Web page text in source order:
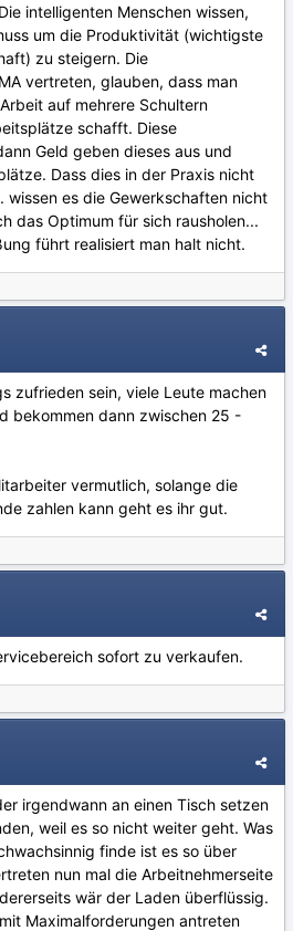
intelligenten Menschen wissen,
um die Produktivität (wichtigste
zu steigern. Die
vertreten, glauben, dass man
auf mehrere Schultern
schafft. Diese
Geld geben dieses aus und
Dass dies in der Praxis nicht
wissen es die Gewerkschaften nicht
das Optimum für sich rausholen...
führt realisiert man halt nicht.
zufrieden sein, viele Leute machen
bekommen dann zwischen 25 -
vermutlich, solange die
zahlen kann geht es ihr gut.
sofort zu verkaufen.
irgendwann an einen Tisch setzen
weil es so nicht weiter geht. Was
finde ist es so über
nun mal die Arbeitnehmerseite
wär der Laden überflüssig.
Maximalforderungen antreten